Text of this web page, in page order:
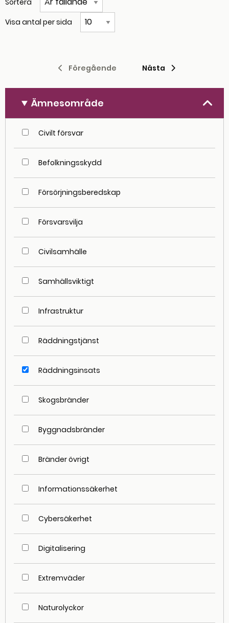
Visa antal per sida
Föregående Föregående sida
Nästa Nästa sida
Ämnesområde
Civilt försvar
Befolkningsskydd
Försörjningsberedskap
Försvarsvilja
Civilsamhälle
Samhällsviktigt
Infrastruktur
Räddningstjänst
Räddningsinsats
Skogsbränder
Byggnadsbränder
Bränder övrigt
Informationssäkerhet
Cybersäkerhet
Digitalisering
Extremväder
Naturolyckor